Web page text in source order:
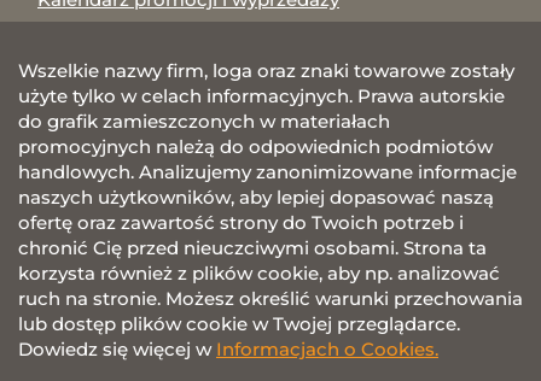
Wszelkie nazwy firm, loga oraz znaki towarowe zostały
użyte tylko w celach informacyjnych. Prawa autorskie
do grafik zamieszczonych w materiałach
promocyjnych należą do odpowiednich podmiotów
handlowych. Analizujemy zanonimizowane informacje
naszych użytkowników, aby lepiej dopasować naszą
ofertę oraz zawartość strony do Twoich potrzeb i
chronić Cię przed nieuczciwymi osobami. Strona ta
korzysta również z plików cookie, aby np. analizować
ruch na stronie. Możesz określić warunki przechowania
lub dostęp plików cookie w Twojej przeglądarce.
Dowiedz się więcej w Informacjach o Cookies.